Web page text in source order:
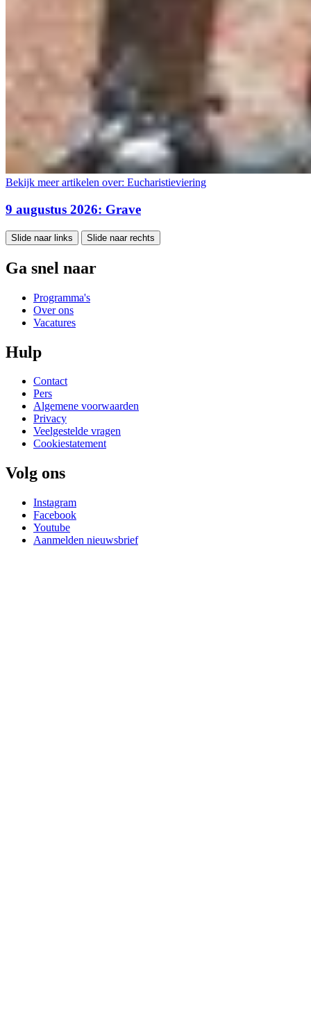
Bekijk meer artikelen over: Eucharistieviering
9 augustus 2026: Grave
Slide naar links Slide naar rechts
Ga snel naar
Programma's
Over ons
Vacatures
Hulp
Contact
Pers
Algemene voorwaarden
Privacy
Veelgestelde vragen
Cookiestatement
Volg ons
Instagram
Facebook
Youtube
Aanmelden nieuwsbrief